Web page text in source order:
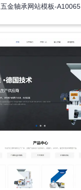
五金轴承网站模板-A10065